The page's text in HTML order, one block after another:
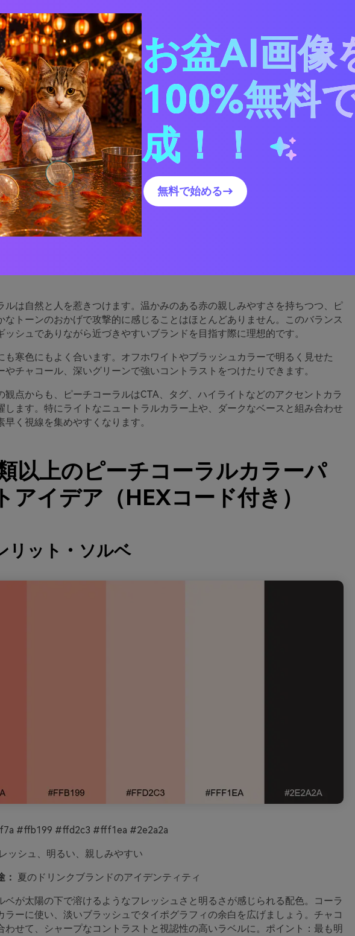
リングボタニカウォッシュ
ーラルテックUI
ッシュコーラルグラデーション
ォームコンクリートコーラル
ーラルアイルロマンス
ンジピーチウォームス
ニングテラコッタグラム
コーラルと相性の良い色は？
コーラルカラーパレットを実際のデザインで使う方法
ーチコーラルパレットビジュアルを作成
コーラルパレットがうまくいく
ルは自然と人を惹きつけます。温かみのある赤の親しみやすさを持ちつつ、ピ
なトーンのおかげで攻撃的に感じることはほとんどありません。このバランス
ッシュでありながら近づきやすいブランドを目指す際に理想的です。
も寒色にもよく合います。オフホワイトやブラッシュカラーで明るく見せた
やチャコール、深いグリーンで強いコントラストをつけたりできます。
観点からも、ピーチコーラルはCTA、タグ、ハイライトなどのアクセントカラ
します。特にライトなニュートラルカラー上や、ダークなベースと組み合わせ
早く視線を集めやすくなります。
以上のピーチコーラルカラーパ
アイデア（HEXコード付き）
リット・ソルベ
#ffb199 #ffd2c3 #fff1ea #2e2a2a
ッシュ、明るい、親しみやすい
： 夏のドリンクブランドのアイデンティティ
ベが太陽の下で溶けるようなフレッシュさと明るさが感じられる配色。コーラ
ラーに使い、淡いブラッシュでタイポグラフィの余白を広げましょう。チャコ
わせて、シャープなコントラストと視認性の高いラベルに。ポイント：最も明
お盆AI画像
100%無料
成！！
無料で始める→